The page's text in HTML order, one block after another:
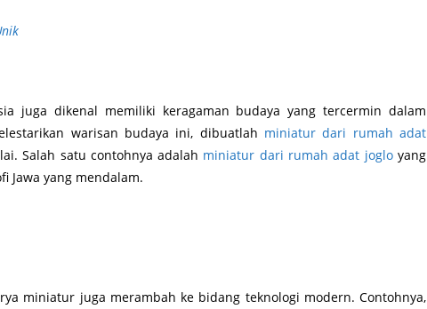
juga dikenal memiliki keragaman budaya yang tercermin dalam
warisan budaya ini, dibuatlah miniatur dari rumah adat
Salah satu contohnya adalah miniatur dari rumah adat jogloyang
Jawa yang mendalam.
miniatur juga merambah ke bidang teknologi modern. Contohnya,